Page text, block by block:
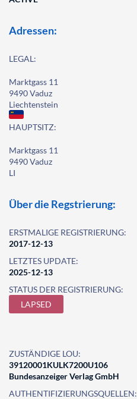
Adressen:
LEGAL:
Marktgass 11
9490 Vaduz
Liechtenstein
HAUPTSITZ:
Marktgass 11
9490 Vaduz
LI
Über die Regstrierung:
ERSTMALIGE REGISTRIERUNG:
2017-12-13
LETZTES UPDATE:
2025-12-13
STATUS DER REGISTRIERUNG:
LAPSED
ZUSTÄNDIGE LOU:
39120001KULK7200U106
Bundesanzeiger Verlag GmbH
AUTHENTIFIZIERUNGSQUELLEN: